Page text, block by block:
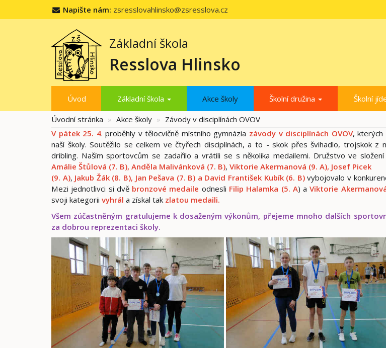
Napište nám: zsresslovahlinsko@zsresslova.cz
Základní škola
Resslova Hlinsko
Úvod Základní škola Akce školy Školní družina Školní
Úvodní stránka Akce školy
Závody v disciplínách OVOV
V pátek 25. 4. proběhly v tělocvičně místního gymnázia závody v disciplínách OVOV, kterých
naší školy. Soutěžilo se celkem ve čtyřech disciplínách, a to - skok přes švihadlo, trojskok z
dribling. Naším sportovcům se zadařilo a vrátili se s několika medailemi. Družstvo ve
Amálie Štůlová (7. B), Anděla Malivánková (7. B), Viktorie Akermanová (9. A), Josef Picek
(9. A), Jakub Žák (8. B), Jan Pešava (7. B) a David František Kubík (6. B)vybojovalo v
Mezi jednotlivci si dvě bronzové medaile odnesli Filip Halamka (5. A) aViktorie
svoji kategorii vyhrál a získal tak zlatou medaili.
Všem zúčastněným gratulujeme k dosaženým výkonům, přejeme mnoho dalších
za dobrou reprezentaci školy.